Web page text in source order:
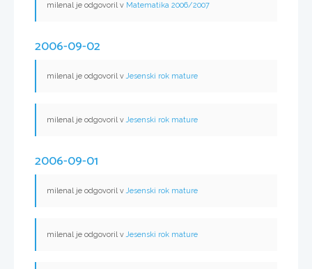
milenal je odgovoril v Matematika 2006/2007
2006-09-02
milenal je odgovoril vJesenski rok mature
milenal je odgovoril vJesenski rok mature
2006-09-01
milenal je odgovoril vJesenski rok mature
milenal je odgovoril vJesenski rok mature